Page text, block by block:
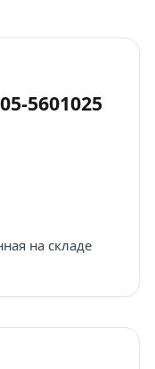
5601025
на складе